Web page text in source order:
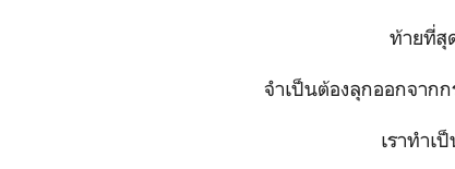
ท้ายที่สุ
จำเป็นต้องลุกออกจาก
เราทำเ